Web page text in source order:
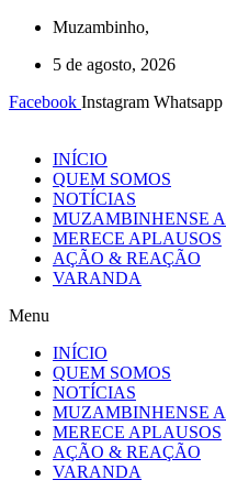
Muzambinho,
5 de agosto, 2026
Facebook Instagram Whatsapp
INÍCIO
QUEM SOMOS
NOTÍCIAS
MUZAMBINHENSE
MERECE APLAUSOS
AÇÃO & REAÇÃO
VARANDA
Menu
INÍCIO
QUEM SOMOS
NOTÍCIAS
MUZAMBINHENSE
MERECE APLAUSOS
AÇÃO & REAÇÃO
VARANDA